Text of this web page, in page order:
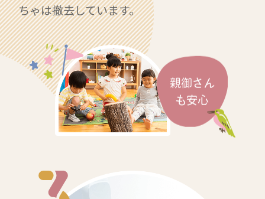
ちゃは撤去しています。
親御さん
も安心